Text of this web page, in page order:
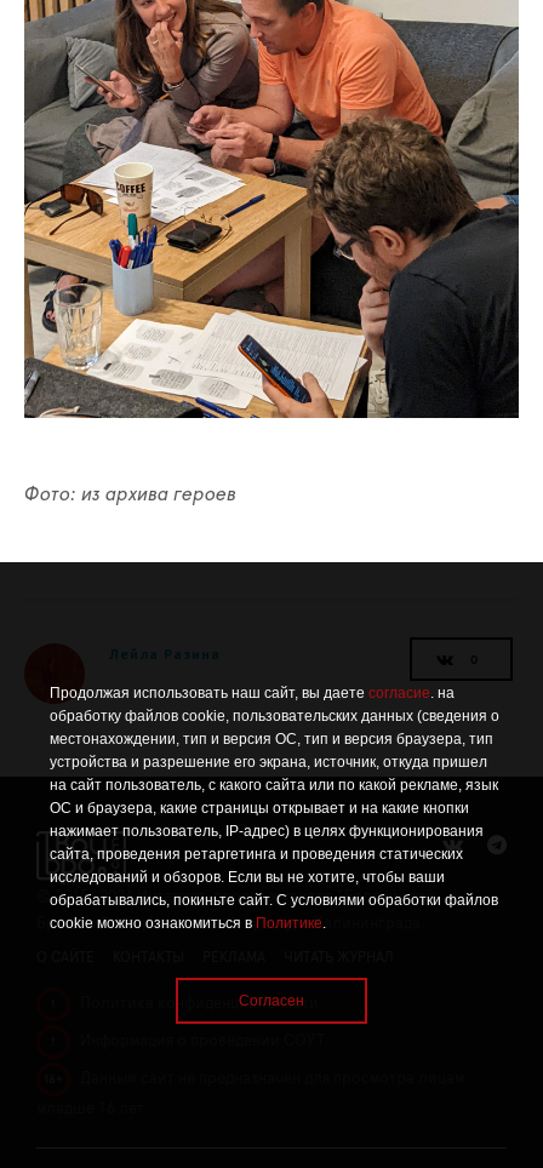
Продолжая использовать наш сайт, вы даете согласие. на
обработку файлов cookie, пользовательских данных (сведения о
местонахождении, тип и версия ОС, тип и версия браузера, тип
устройства и разрешение его экрана, источник, откуда пришел
на сайт пользователь, с какого сайта или по какой рекламе, язык
ОС и браузера, какие страницы открывает и на какие кнопки
нажимает пользователь, IP-адрес) в целях функционирования
сайта, проведения ретаргетинга и проведения статических
исследований и обзоров. Если вы не хотите, чтобы ваши
обрабатывались, покиньте сайт. С условиями обработки файлов
cookie можно ознакомиться в Политике.
Согласен
Фото: из архива героев
Лейла Разина
©2015 -2026Интернет-проект журнала "Балтийский
Бродвей" о городской поп-культуре Калининграда.
Политика конфиденциальности